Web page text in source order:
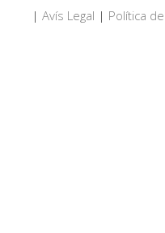
| Avís Legal | Política